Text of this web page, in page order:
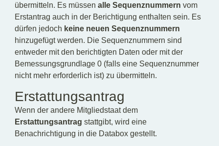
übermitteln. Es müssen alle Sequenznummern vom
Erstantrag auch in der Berichtigung enthalten sein. Es
dürfen jedoch keine neuen Sequenznummern
hinzugefügt werden. Die Sequenznummern sind
entweder mit den berichtigten Daten oder mit der
Bemessungsgrundlage 0 (falls eine Sequenznummer
nicht mehr erforderlich ist) zu übermitteln.
Erstattungsantrag
Wenn der andere Mitgliedstaat dem
Erstattungsantrag stattgibt, wird eine
Benachrichtigung in die Databox gestellt.